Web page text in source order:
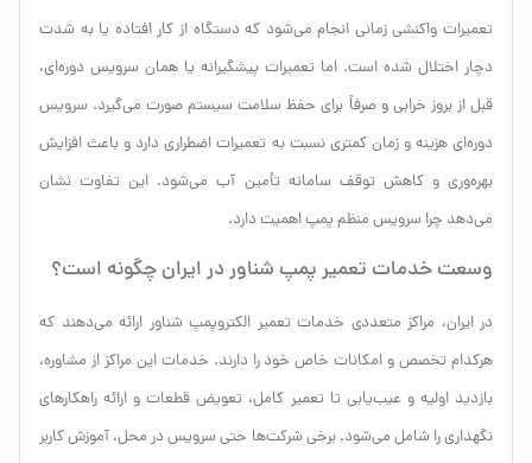
تعمیرات واکنشی زمانی انجام می‌شود که دستگاه از کار افتاده یا به شدت
دچار اختلال شده است. اما تعمیرات پیشگیرانه یا همان سرویس دوره‌ای،
قبل از بروز خرابی و صرفاً برای حفظ سلامت سیستم صورت می‌گیرد. سرویس
دوره‌ای هزینه و زمان کمتری نسبت به تعمیرات اضطراری دارد و باعث افزایش
بهره‌وری و کاهش توقف سامانه تأمین آب می‌شود. این تفاوت نشان
می‌دهد چرا سرویس منظم پمپ اهمیت دارد.
وسعت خدمات تعمیر پمپ شناور در ایران چگونه است؟
در ایران، مراکز متعددی خدمات تعمیر الکتروپمپ شناور ارائه می‌دهند که
هرکدام تخصص و امکانات خاص خود را دارند. خدمات این مراکز از مشاوره،
بازدید اولیه و عیب‌یابی تا تعمیر کامل، تعویض قطعات و ارائه راهکارهای
نگهداری را شامل می‌شود. برخی شرکت‌ها حتی سرویس در محل، آموزش کاربر